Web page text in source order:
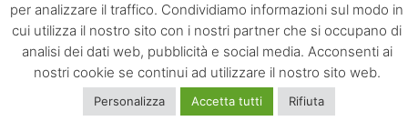
per analizzare il traffico. Condividiamo informazioni sul modo in
cui utilizza il nostro sito con i nostri partner che si occupano di
analisi dei dati web, pubblicità e social media. Acconsenti ai
nostri cookie se continui ad utilizzare il nostro sito web.
Personalizza Accetta tutti Rifiuta